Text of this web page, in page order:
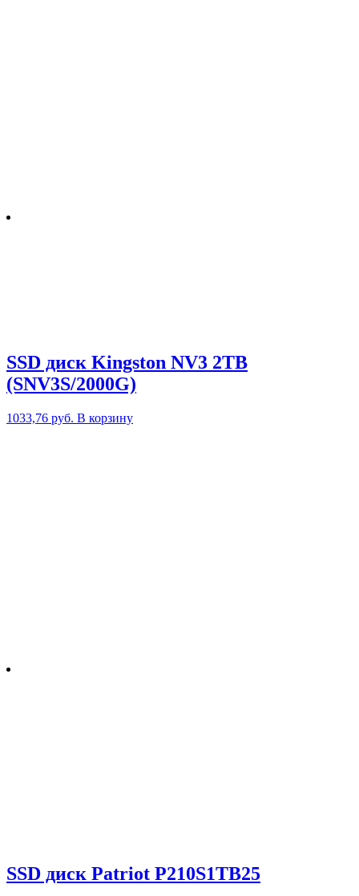
SSD диск Kingston NV3 2TB
(SNV3S/2000G)
1033,76 руб. В корзину
SSD диск Patriot P210S1TB25